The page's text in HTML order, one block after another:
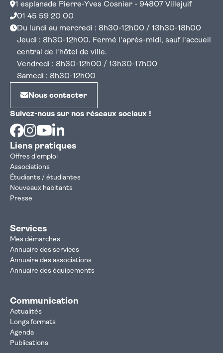
1 esplanade Pierre-Yves Cosnier - 94807 Villejuif
01 45 59 20 00
Du lundi au mercredi : 8h30-12h00 / 13h30-18h00
Jeudi : 8h30-12h00. Fermé l'après-midi, sauf l'accueil
central de l'hôtel de ville.
Vendredi : 8h30-12h00 / 13h30-17h00
Samedi : 8h30-12h00
Nous contacter
Suivez-nous sur nos réseaux sociaux !
Facebook
Instagram
Youtube
Liens pratiques
Offres d'emploi
Associations
Étudiants / étudiantes
Nouveaux habitants
Presse
Services
Mes démarches
Annuaire des services
Annuaire des associations
Annuaire des équipements
Communication
Actualités
Longs formats
Agenda
Publications